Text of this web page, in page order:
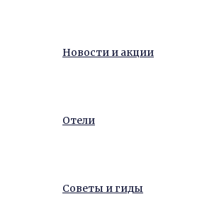
Новости и акции
Отели
Советы и гиды